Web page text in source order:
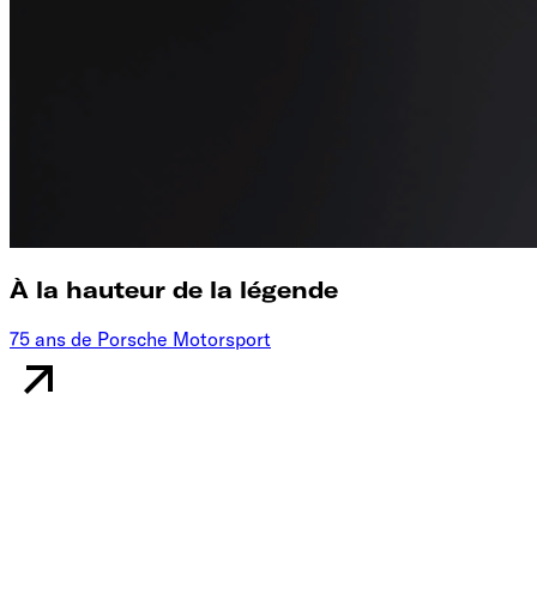
À la hauteur de la légende
75 ans de Porsche Motorsport